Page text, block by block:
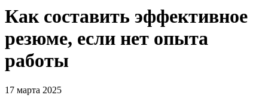
Как составить эффективное
резюме, если нет опыта
работы
17 марта 2025